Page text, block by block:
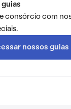
consórcio com
nossos guias